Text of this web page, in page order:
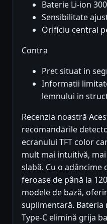
Baterie Li-ion
Sensibilitate
Orificiu central
Contra
Pret situat in
Informatii
lemnului in
Recenzia noastră
recomandările
ecranului TFT color
mult mai intuitivă,
slabă. Cu o
feroase de până la
modele de bază,
suplimentară.
Type-C elimină grija